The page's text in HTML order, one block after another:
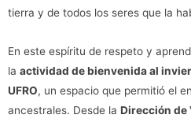
tierra y de todos los seres que la
En este espíritu de respeto y
la actividad de bienvenida al
UFRO, un espacio que permitió el
ancestrales. Desde la Dirección de